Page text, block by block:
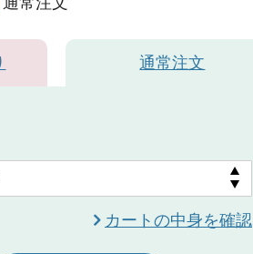
通常注文
カートの中身を確認